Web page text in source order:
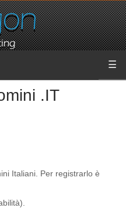
☰
.IT
Italiani. Per registrarlo è